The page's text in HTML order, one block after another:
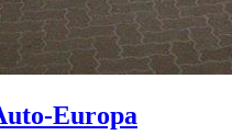
Europa